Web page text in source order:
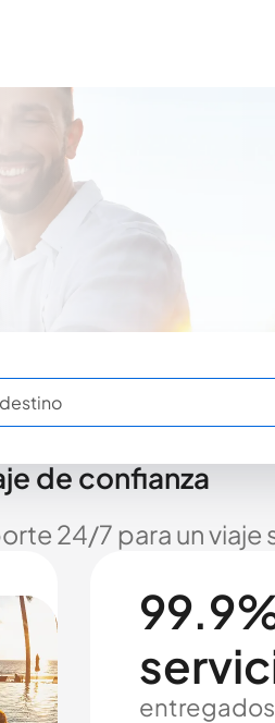
de confianza
24/7 para un viaje